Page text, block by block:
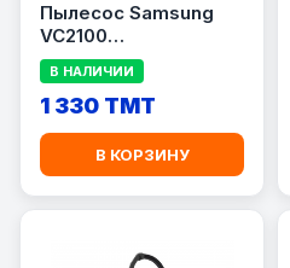
Пылесос Samsung
VC2100
VC18M21A0SB, 1800
Вт, 1.5 л, Anti-Tangle,
Blue
В НАЛИЧИИ
1 330 TMT
В КОРЗИНУ